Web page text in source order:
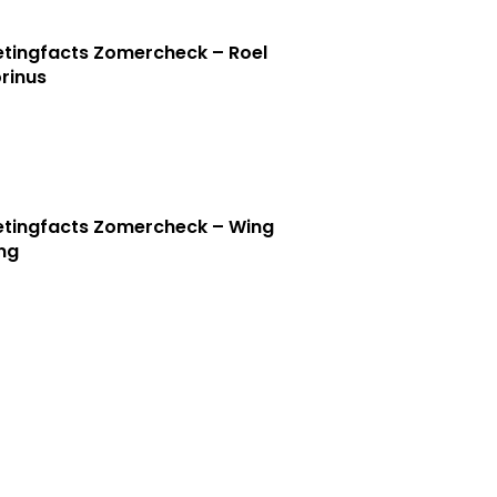
Zomercheck – Roel
Zomercheck – Wing